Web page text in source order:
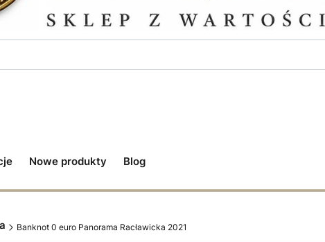
Nowe produkty Blog
Banknot 0 euro Panorama Racławicka 2021